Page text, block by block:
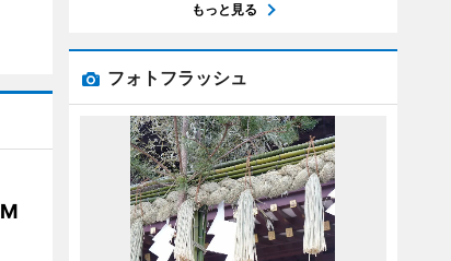
もっと見る
フォトフラッシュ